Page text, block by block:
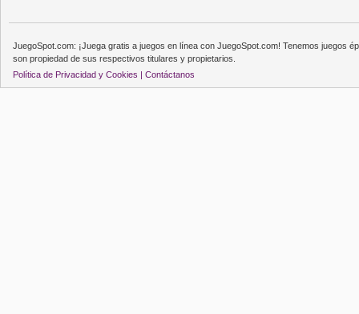
JuegoSpot.com: ¡Juega gratis a juegos en línea con JuegoSpot.com! Tenemos juegos
son propiedad de sus respectivos titulares y propietarios.
Política de Privacidad y Cookies | Contáctanos